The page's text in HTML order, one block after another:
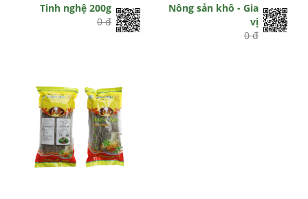
Tinh nghệ 200g
0 đ
Nông sản khô - Gia
vị
0 đ